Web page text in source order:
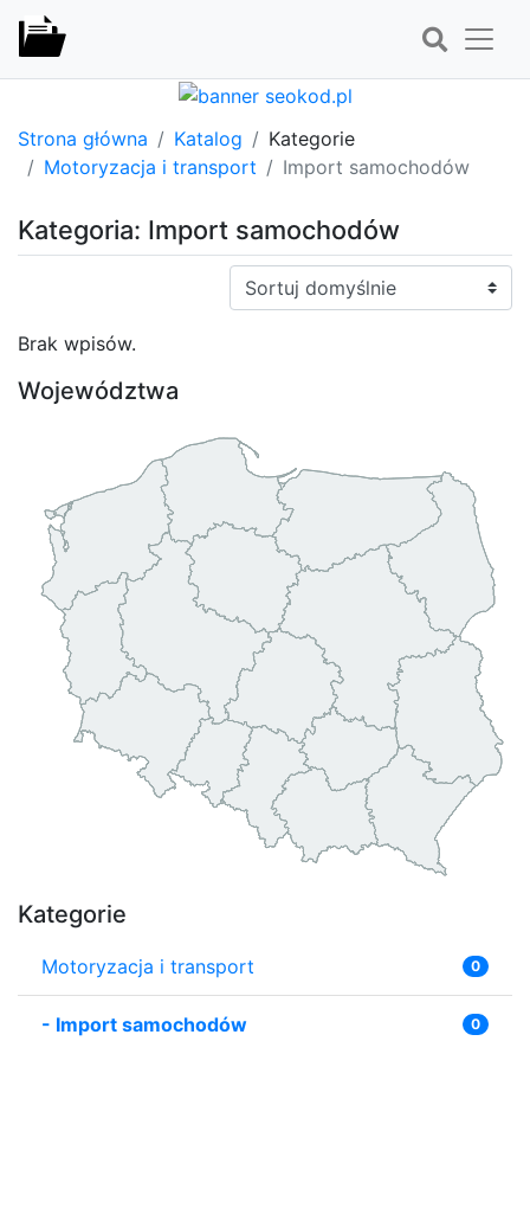
Strona główna Katalog
Kategorie
Motoryzacja i transport
Import samochodów
Kategoria: Import samochodów
Sortuj:
Brak wpisów.
Województwa
Kategorie
Motoryzacja i transport 0
- Import samochodów 0